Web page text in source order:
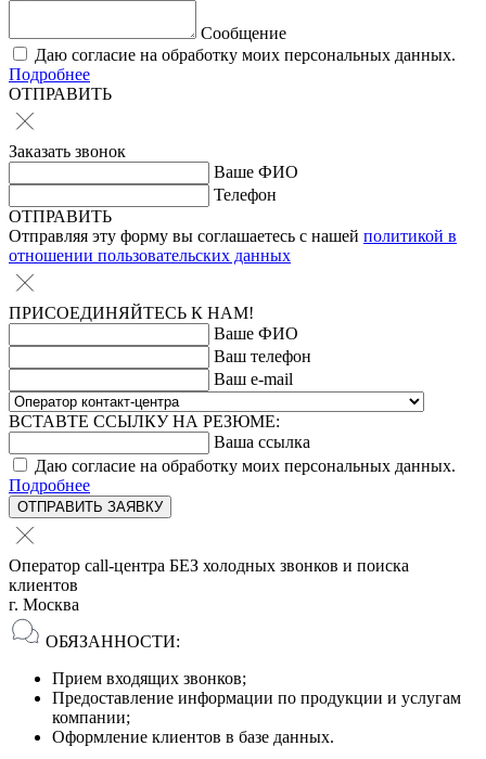
Сообщение
Даю согласие на обработку моих персональных данных.
Подробнее
ОТПРАВИТЬ
Заказать звонок
Ваше ФИО
Телефон
ОТПРАВИТЬ
Отправляя эту форму вы соглашаетесь с нашей политикой в
отношении пользовательских данных
ПРИСОЕДИНЯЙТЕСЬ К НАМ!
Ваше ФИО
Ваш телефон
Ваш e-mail
ВСТАВТЕ ССЫЛКУ НА РЕЗЮМЕ:
Ваша ссылка
Даю согласие на обработку моих персональных данных.
Подробнее
ОТПРАВИТЬ ЗАЯВКУ
Оператор call-центра БЕЗ холодных звонков и поиска
клиентов
г. Москва
ОБЯЗАННОСТИ:
Прием входящих звонков;
Предоставление информации по продукции и услугам
компании;
Оформление клиентов в базе данных.